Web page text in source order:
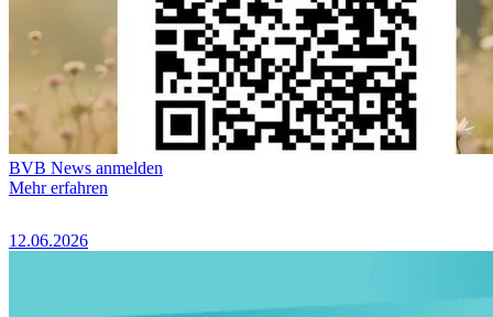
BVB News anmelden
Mehr erfahren
12.06.2026